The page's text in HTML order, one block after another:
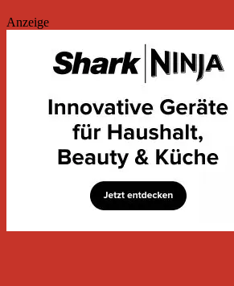
Anzeige